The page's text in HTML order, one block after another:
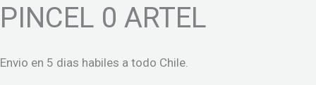
PINCEL 0 ARTEL
Envio en 5 dias habiles a todo Chile.